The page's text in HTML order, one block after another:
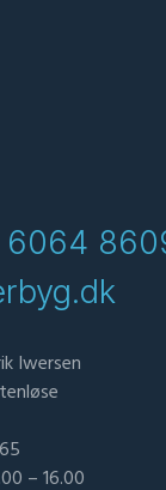
6064
Iwersen
– 16.00